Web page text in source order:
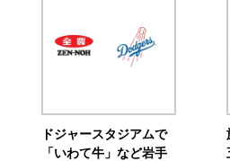
ドジャースタジアムで
「いわて牛」など岩手